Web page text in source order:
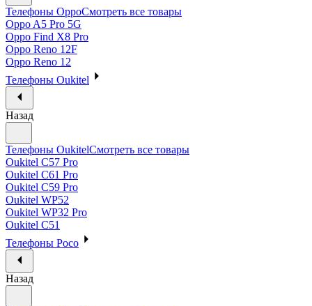
Телефоны OppoСмотреть все товары
Oppo A5 Pro 5G
Oppo Find X8 Pro
Oppo Reno 12F
Oppo Reno 12
Телефоны Oukitel
Назад
Телефоны OukitelСмотреть все товары
Oukitel C57 Pro
Oukitel C61 Pro
Oukitel C59 Pro
Oukitel WP52
Oukitel WP32 Pro
Oukitel C51
Телефоны Poco
Назад